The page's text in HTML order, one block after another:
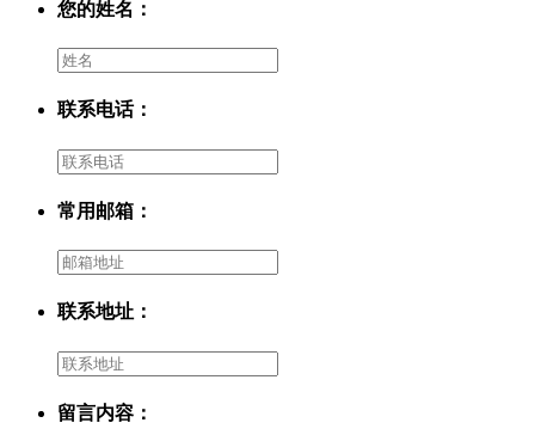
您的姓名：
联系电话：
常用邮箱：
联系地址：
留言内容：